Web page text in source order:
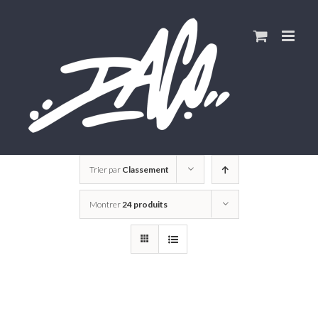
Trier par Classement
Montrer24 produits